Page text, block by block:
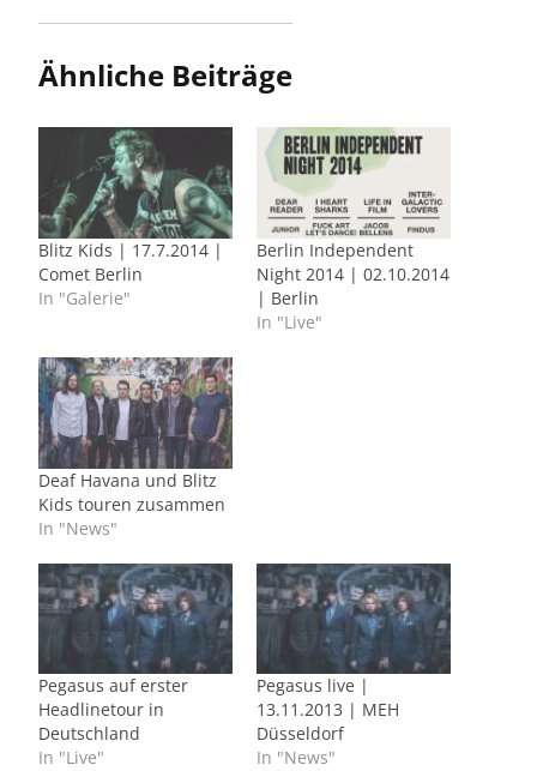
Ähnliche Beiträge
Blitz Kids | 17.7.2014 |
Comet Berlin
In "Galerie"
Berlin Independent
Night 2014 | 02.10.2014
| Berlin
In "Live"
Deaf Havana und Blitz
Kids touren zusammen
In "News"
Pegasus auf erster
Headlinetour in
Deutschland
In "Live"
Pegasus live |
13.11.2013 | MEH
Düsseldorf
In "News"